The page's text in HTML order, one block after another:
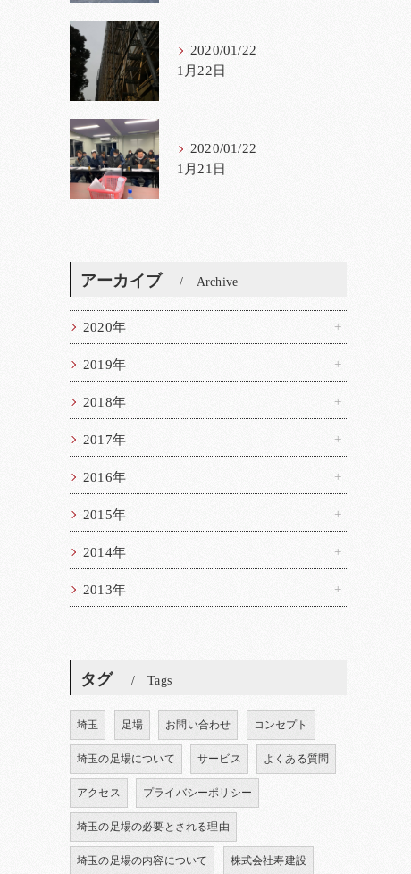
2020/01/22
1月22日
2020/01/22
1月21日
アーカイブ Archive
2020年
2019年
2018年
2017年
2016年
2015年
2014年
2013年
タグ Tags
埼玉 足場 お問い合わせ コンセプト
埼玉の足場について サービス よくある質問
アクセス プライバシーポリシー
埼玉の足場の必要とされる理由
埼玉の足場の内容について 株式会社寿建設